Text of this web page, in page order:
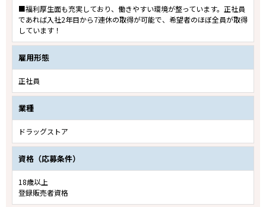
■福利厚生面も充実しており、働きやすい環境が整っています。正社員
であれば入社2年目から7連休の取得が可能で、希望者のほぼ全員が取得
しています！
雇用形態
正社員
業種
ドラッグストア
資格（応募条件）
18歳以上
登録販売者資格